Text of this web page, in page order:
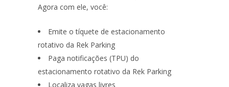
Agora com ele, você:
Emite o tíquete de estacionamento
rotativo da Rek Parking
Paga notificações (TPU) do
estacionamento rotativo da Rek Parking
Localiza vagas livres